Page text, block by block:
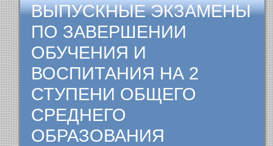
ВЫПУСКНЫЕ ЭКЗАМЕНЫ
ПО ЗАВЕРШЕНИИ
ОБУЧЕНИЯ И
ВОСПИТАНИЯ НА 2
СТУПЕНИ ОБЩЕГО
СРЕДНЕГО
ОБРАЗОВАНИЯ